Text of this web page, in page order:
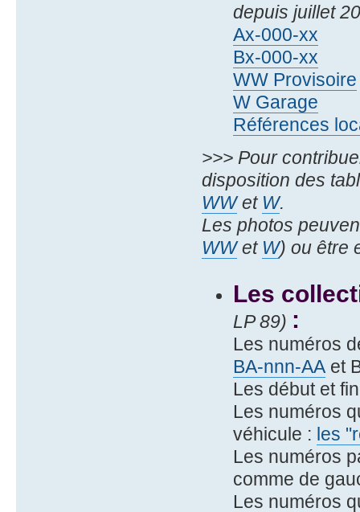
depuis juillet
Ax-000-xx
Bx-000-xx
WW Provisoire
W Garage
Références
>>> Pour
disposition des
WWet W.
Les photos
WWet W) ou être
Les
LP 89) :
Les numéros
BA-nnn-AAet
Les début et
Les numéros
véhicule : les
Les numéros
comme de
Les numéros